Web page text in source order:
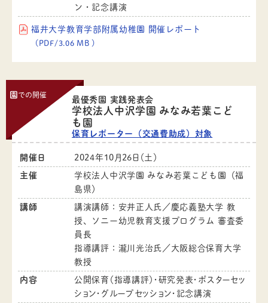
ン・記念講演
福井大学教育学部附属幼稚園 開催レポート
（PDF/3.06 MB ）
園での開催
最優秀園 実践発表会
学校法人中沢学園 みなみ若葉こど
も園
保育レポーター（交通費助成）対象
開催日 2024年10月26日（土）
主催
学校法人中沢学園 みなみ若葉こども園（福
島県）
講師
講演講師：安井正人氏／慶応義塾大学 教
授、ソニー幼児教育支援プログラム 審査委
員長
指導講評：瀧川光治氏／大阪総合保育大学
教授
内容
公開保育（指導講評）・研究発表・ポスターセッ
ション・グループセッション・記念講演